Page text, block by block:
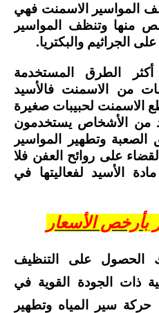
المواسير الاسمنت فهي
منها وتنظف المواسير
الجراثيم والبكتريا.
أكثر الطرق المستخدمة
من الاسمنت فالأسيد
الاسمنت لحبيبات صغيرة
من الأشخاص يستخدمون
الصعبة وتطهير المواسير
على روائح العفن فلا
الأسيد لفعاليتها في
الأسعار
الحصول على التنظيف
ذات الجودة القوية في
حركة سير المياه وتطهير